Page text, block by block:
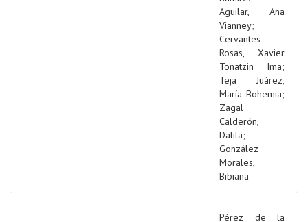
Aguilar, Ana
Vianney;
Cervantes
Rosas, Xavier
Tonatzin Ima;
Teja Juárez,
María Bohemia;
Zagal
Calderón,
Dalila;
González
Morales,
Bibiana
Pérez de la